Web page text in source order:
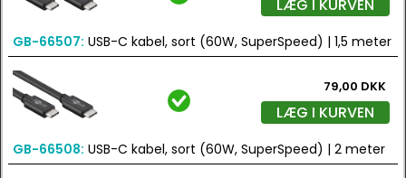
LÆG I KURVEN
GB-66507: USB-C kabel, sort (60W, SuperSpeed) | 1,5 meter
79,00 DKK
LÆG I KURVEN
GB-66508: USB-C kabel, sort (60W, SuperSpeed) | 2 meter